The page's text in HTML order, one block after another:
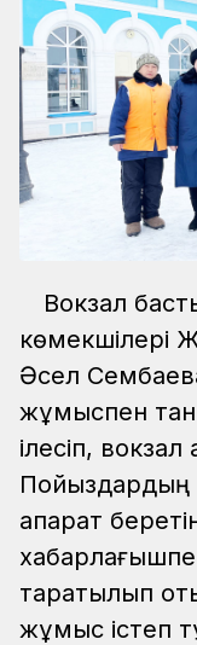
Вокзал
көмекшілері
Әсел
жұмыспен
ілесіп,
Пойыздардың
ақпарат
таратылып
жұмыс істеп